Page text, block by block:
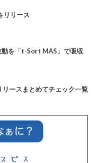
リリース
動を「t-Sort MAS」で吸収
リースまとめてチェック一覧